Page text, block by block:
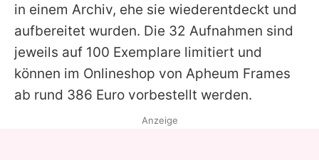
in einem Archiv, ehe sie wiederentdeckt und
aufbereitet wurden. Die 32 Aufnahmen sind
jeweils auf 100 Exemplare limitiert und
können im Onlineshop von Apheum Frames
ab rund 386 Euro vorbestellt werden.
Anzeige